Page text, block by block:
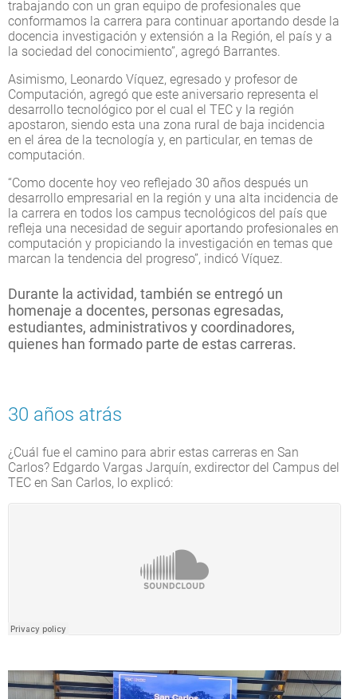
trabajando con un gran equipo de profesionales que
conformamos la carrera para continuar aportando desde la
docencia investigación y extensión a la Región, el país y a
la sociedad del conocimiento”, agregó Barrantes.
Asimismo, Leonardo Víquez, egresado y profesor de
Computación, agregó que este aniversario representa el
desarrollo tecnológico por el cual el TEC y la región
apostaron, siendo esta una zona rural de baja incidencia
en el área de la tecnología y, en particular, en temas de
computación.
“Como docente hoy veo reflejado 30 años después un
desarrollo empresarial en la región y una alta incidencia de
la carrera en todos los campus tecnológicos del país que
refleja una necesidad de seguir aportando profesionales en
computación y propiciando la investigación en temas que
marcan la tendencia del progreso”, indicó Víquez.
Durante la actividad, también se entregó un
homenaje a docentes, personas egresadas,
estudiantes, administrativos y coordinadores,
quienes han formado parte de estas carreras.
30 años atrás
¿Cuál fue el camino para abrir estas carreras en San
Carlos? Edgardo Vargas Jarquín, exdirector del Campus del
TEC en San Carlos, lo explicó: